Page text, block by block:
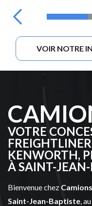
VOIR NOTRE
VOTRE
KENWORTH,
À SAINT-
Bienvenue chez
Saint-Jean-Baptiste ,